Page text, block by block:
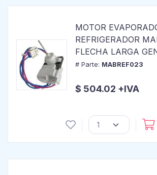
MOTOR
REFRIGERADOR
FLECHA LARGA
# Parte: MABREF023
$ 504.02 +IVA